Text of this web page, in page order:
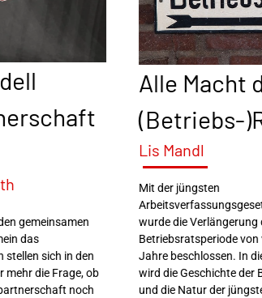
gemeinsamen
das
stellen sich in den
mehr die Frage, ob
noch
Alle Macht
(Betriebs-
Lis Mandl
Mit der jüngsten
wurde die Verlängerung
Betriebsratsperiode
Jahre beschlossen. In
wird die Geschichte der
und die Natur der